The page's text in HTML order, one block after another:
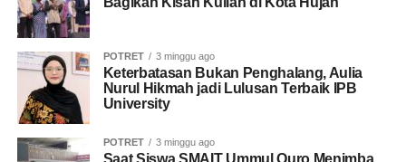
Baca juga:
Ibadah di Kota Bogor
Sekretaris Daerah Provinsi Jawa Barat, Herman
Suryatman, yang hadir mewakili Gubernur Jawa Barat,
menyampaikan apresiasi kepada Pemerintah Kota Bogor
(Pemkot) dan panitia penyelenggara FMP ke-11.
POTRET 3 minggu ago
Keterbatasan Bukan Penghalang, Aulia
Nurul Hikmah jadi Lulusan Terbaik IPB
University
POTRET 3 minggu ago